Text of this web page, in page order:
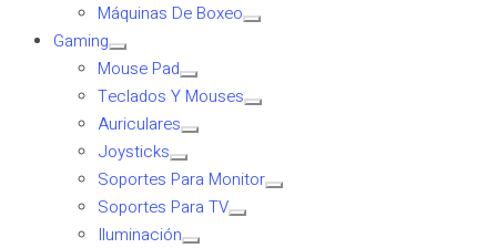
Máquinas De Boxeo
Gaming
Mouse Pad
Teclados Y Mouses
Auriculares
Joysticks
Soportes Para Monitor
Soportes Para TV
Iluminación